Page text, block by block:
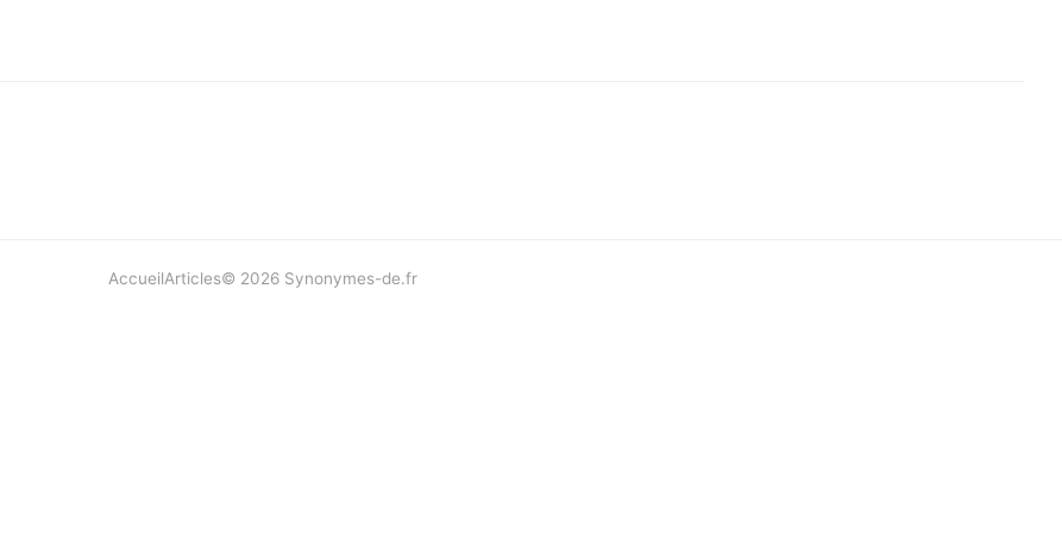
AccueilArticles© 2026 Synonymes-de.fr